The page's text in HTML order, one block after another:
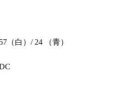
（白）/ 24 （青）